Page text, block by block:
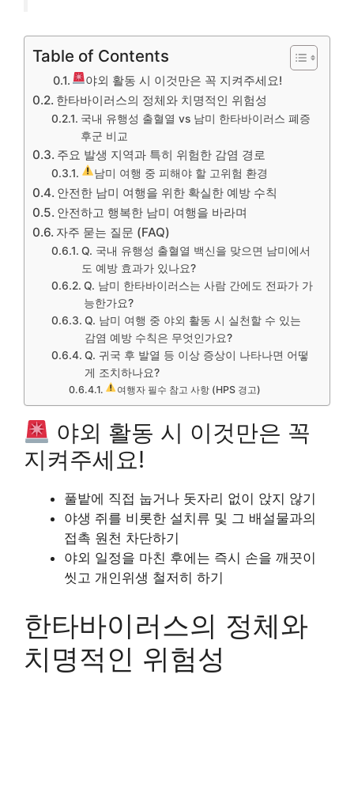
Table of Contents
야외 활동 시 이것만은 꼭 지켜주세요!
한타바이러스의 정체와 치명적인 위험성
국내 유행성 출혈열 vs 남미 한타바이러스 폐증
후군 비교
주요 발생 지역과 특히 위험한 감염 경로
남미 여행 중 피해야 할 고위험 환경
안전한 남미 여행을 위한 확실한 예방 수칙
안전하고 행복한 남미 여행을 바라며
자주 묻는 질문 (FAQ)
Q. 국내 유행성 출혈열 백신을 맞으면 남미에서
도 예방 효과가 있나요?
Q. 남미 한타바이러스는 사람 간에도 전파가 가
능한가요?
Q. 남미 여행 중 야외 활동 시 실천할 수 있는
감염 예방 수칙은 무엇인가요?
Q. 귀국 후 발열 등 이상 증상이 나타나면 어떻
게 조치하나요?
여행자 필수 참고 사항 (HPS 경고)
야외 활동 시 이것만은 꼭
지켜주세요!
풀밭에 직접 눕거나 돗자리 없이 앉지 않기
야생 쥐를 비롯한 설치류 및 그 배설물과의
접촉 원천 차단하기
야외 일정을 마친 후에는 즉시 손을 깨끗이
씻고 개인위생 철저히 하기
한타바이러스의 정체와
치명적인 위험성